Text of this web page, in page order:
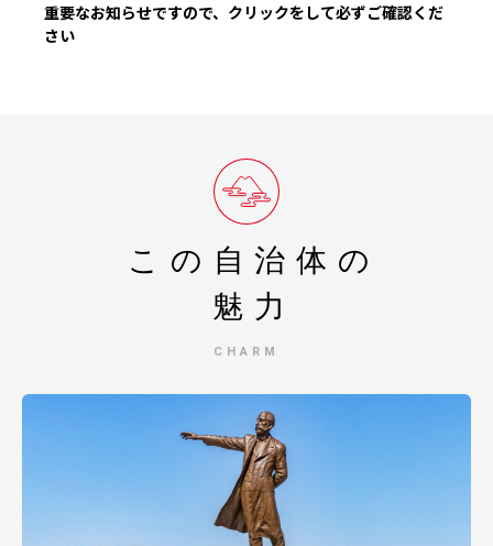
重要なお知らせですので、クリックをして必ずご確認くだ
さい
この自治体の
魅力
CHARM